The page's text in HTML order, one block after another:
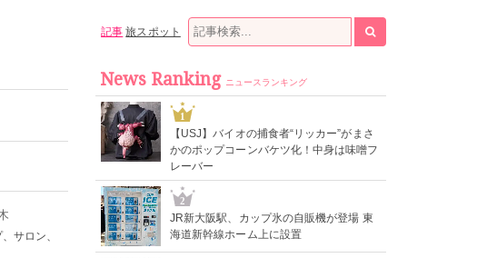
サロン、
記事 旅スポット
News Ranking ニュースランキング
1
【USJ】バイオの捕食者“リッカー”がまさ
かのポップコーンバケツ化！中身は味噌フ
レーバー
2
JR新大阪駅、カップ氷の自販機が登場 東
海道新幹線ホーム上に設置